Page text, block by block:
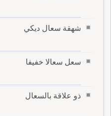
شهقة سعال ديكي
سعل سعالا خفيفا
ذو علاقة بالسعال